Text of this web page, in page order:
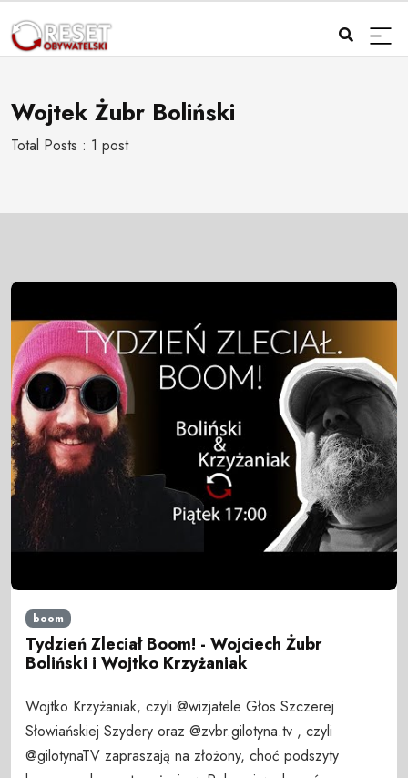
Wojtek Żubr Boliński
Total Posts : 1 post
boom
Tydzień Zleciał Boom! - Wojciech Żubr
Boliński i Wojtko Krzyżaniak
Wojtko Krzyżaniak, czyli @wizjatele Głos Szczerej
Słowiańskiej Szydery oraz @zvbr.gilotyna.tv , czyli
@gilotynaTV zapraszają na złożony, choć podszyty